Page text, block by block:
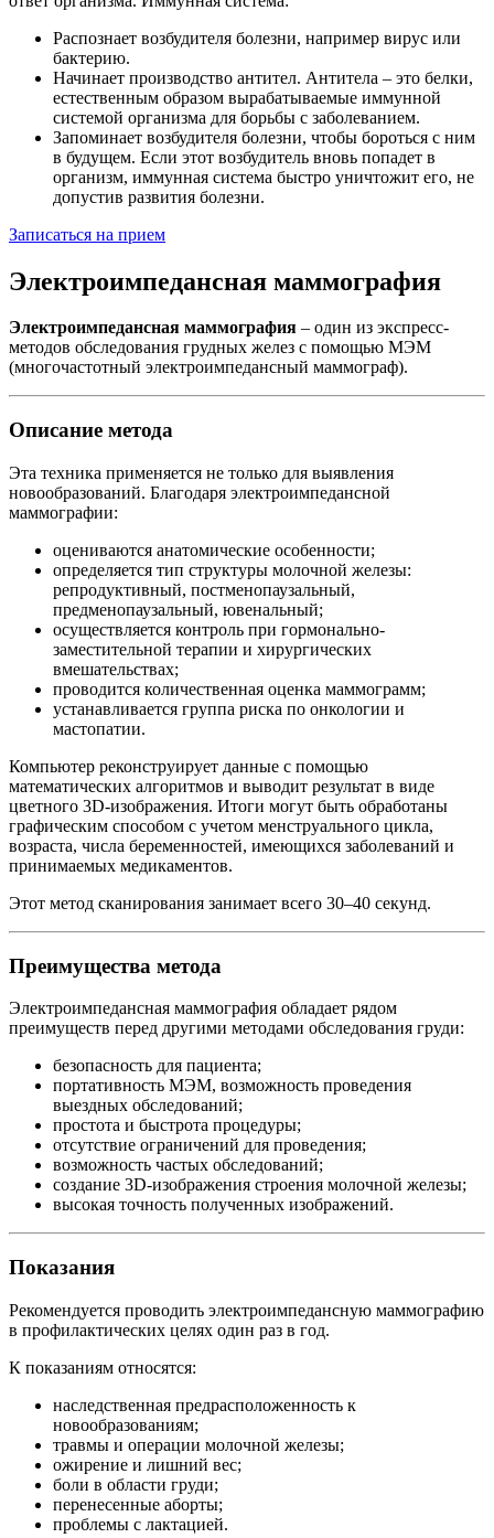
Распознает возбудителя болезни, например вирус или
бактерию.
Начинает производство антител. Антитела – это белки,
естественным образом вырабатываемые иммунной
системой организма для борьбы с заболеванием.
Запоминает возбудителя болезни, чтобы бороться с ним
в будущем. Если этот возбудитель вновь попадет в
организм, иммунная система быстро уничтожит его, не
допустив развития болезни.
Записаться на прием
Электроимпедансная маммография
Электроимпедансная маммография – один из экспресс-
методов обследования грудных желез с помощью МЭМ
(многочастотный электроимпедансный маммограф).
Описание метода
Эта техника применяется не только для выявления
новообразований. Благодаря электроимпедансной
маммографии:
оцениваются анатомические особенности;
определяется тип структуры молочной железы:
репродуктивный, постменопаузальный,
предменопаузальный, ювенальный;
осуществляется контроль при гормонально-
заместительной терапии и хирургических
вмешательствах;
проводится количественная оценка маммограмм;
устанавливается группа риска по онкологии и
мастопатии.
Компьютер реконструирует данные с помощью
математических алгоритмов и выводит результат в виде
цветного 3D-изображения. Итоги могут быть обработаны
графическим способом с учетом менструального цикла,
возраста, числа беременностей, имеющихся заболеваний и
принимаемых медикаментов.
Этот метод сканирования занимает всего 30–40 секунд.
Преимущества метода
Электроимпедансная маммография обладает рядом
преимуществ перед другими методами обследования груди:
безопасность для пациента;
портативность МЭМ, возможность проведения
выездных обследований;
простота и быстрота процедуры;
отсутствие ограничений для проведения;
возможность частых обследований;
создание 3D-изображения строения молочной железы;
высокая точность полученных изображений.
Показания
Рекомендуется проводить электроимпедансную маммографию
в профилактических целях один раз в год.
К показаниям относятся:
наследственная предрасположенность к
новообразованиям;
травмы и операции молочной железы;
ожирение и лишний вес;
боли в области груди;
перенесенные аборты;
проблемы с лактацией.